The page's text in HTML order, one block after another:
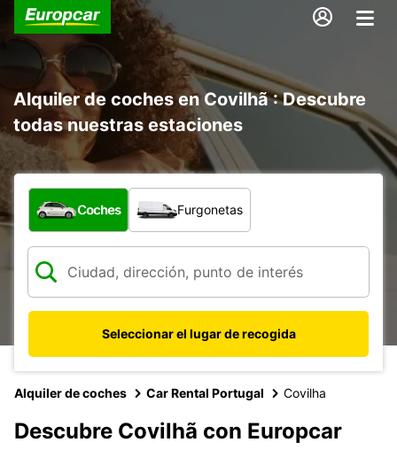
Alquiler de coches en Covilhã : Descubre
todas nuestras estaciones
¿Qué tipo de vehículo?
Coches Furgonetas
Seleccionar el lugar de recogida
Alquiler de coches Car Rental Portugal Covilha
Descubre Covilhã con Europcar